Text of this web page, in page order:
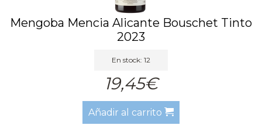
Mengoba Mencia Alicante Bouschet Tinto
2023
En stock: 12
19,45€
Añadir al carrito